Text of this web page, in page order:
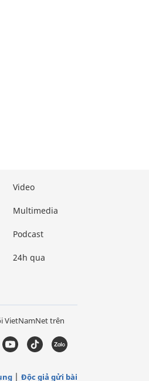
Video
Multimedia
Podcast
24h qua
VietNamNet trên
Độc giả gửi bài